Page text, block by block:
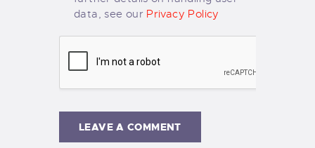
data, see our Privacy Policy